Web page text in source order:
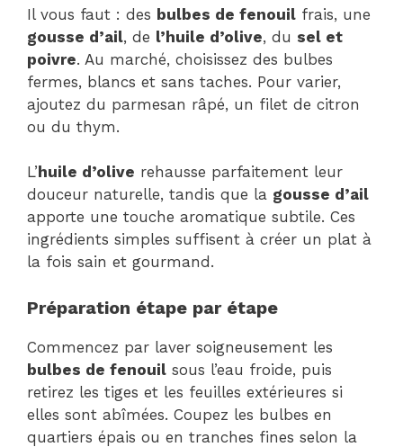
Il vous faut : des bulbes de fenouil frais, une
gousse d’ail, de l’huile d’olive, du sel et
poivre. Au marché, choisissez des bulbes
fermes, blancs et sans taches. Pour varier,
ajoutez du parmesan râpé, un filet de citron
ou du thym.
L’ huile d’olive rehausse parfaitement leur
douceur naturelle, tandis que la gousse d’ail
apporte une touche aromatique subtile. Ces
ingrédients simples suffisent à créer un plat à
la fois sain et gourmand.
Préparation étape par étape
Commencez par laver soigneusement les
bulbes de fenouil sous l’eau froide, puis
retirez les tiges et les feuilles extérieures si
elles sont abîmées. Coupez les bulbes en
quartiers épais ou en tranches fines selon la